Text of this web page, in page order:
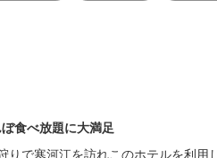
食べ放題に大満足
りで寒河江を訪れこのホテルを利